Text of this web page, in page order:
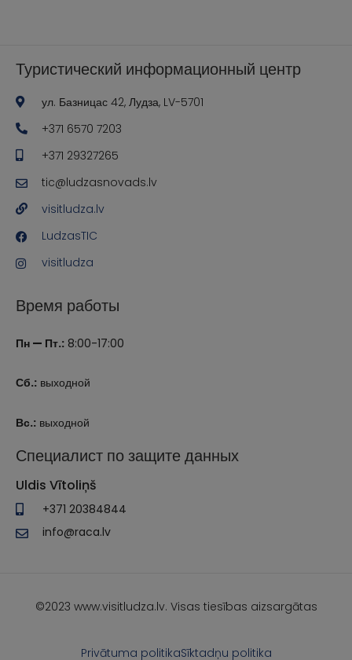
Туристический информационный центр
ул. Базницас 42, Лудза, LV-5701
+371 6570 7203
+371 29327265
tic@ludzasnovads.lv
visitludza.lv
LudzasTIC
visitludza
Время работы
Пн — Пт.: 8:00-17:00
Сб.: выходной
Вс.: выходной
Специалист по защите данных
Uldis Vītoliņš
+371 20384844
info@raca.lv
©2023 www.visitludza.lv. Visas tiesības aizsargātas
Privātuma politikaSīktadņu politika